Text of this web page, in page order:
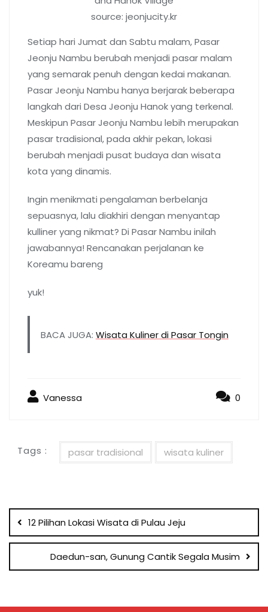
source: jeonjucity.kr
Setiap hari Jumat dan Sabtu malam, Pasar
Jeonju Nambu berubah menjadi pasar malam
yang semarak penuh dengan kedai makanan.
Pasar Jeonju Nambu hanya berjarak beberapa
langkah dari Desa Jeonju Hanok yang terkenal.
Meskipun Pasar Jeonju Nambu lebih merupakan
pasar tradisional, pada akhir pekan, lokasi
berubah menjadi pusat budaya dan wisata
kota yang dinamis.
Ingin menikmati pengalaman berbelanja
sepuasnya, lalu diakhiri dengan menyantap
kulliner yang nikmat? Di Pasar Nambu inilah
jawabannya! Rencanakan perjalanan ke
Koreamu bareng
yuk!
BACA JUGA: Wisata Kuliner di Pasar Tongin
Vanessa 0
Tags : pasar tradisional wisata kuliner
Post
navigation
12 Pilihan Lokasi Wisata di Pulau Jeju
Daedun-san, Gunung Cantik Segala Musim